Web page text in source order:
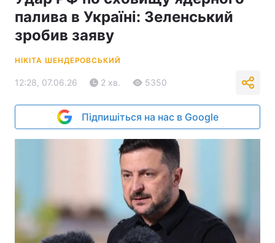
палива в Україні: Зеленський
зробив заяву
НІКІТА ШЕНДЕРОВСЬКИЙ
12:28, 07.06.26 2 хв. 5350
Підпишіться на нас в Google